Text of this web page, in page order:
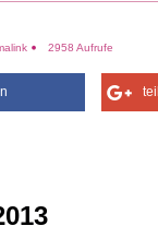
2958 Aufrufe